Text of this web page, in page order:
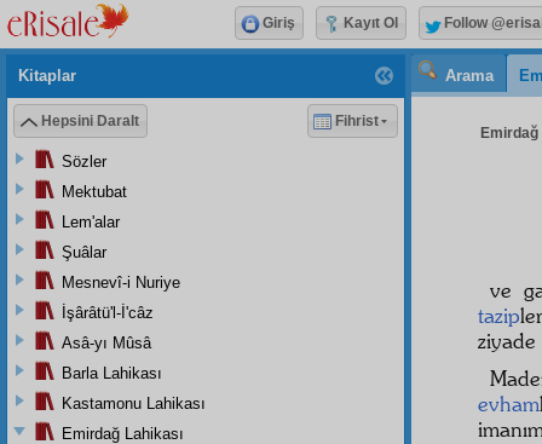
Arama
Emirdağ
ve
tazip
ziyade
evham
Kitaplar
Hepsini Daralt Fihrist
Sözler
Mektubat
Lem'alar
Şuâlar
Mesnevî-i Nuriye
İşârâtü'l-İ'câz
Asâ-yı Mûsâ
Barla Lahikası
Kastamonu Lahikası
Emirdağ Lahikası
Giriş Kayıt Ol Follow